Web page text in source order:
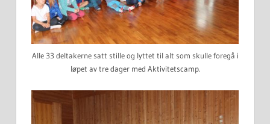
Alle 33 deltakerne satt stille og lyttet til alt som skulle foregå i
løpet av tre dager med Aktivitetscamp.